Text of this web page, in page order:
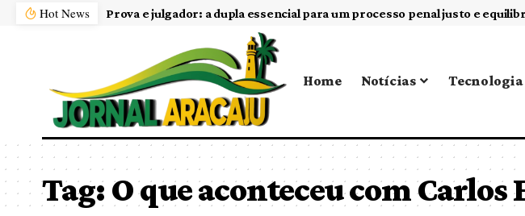
Hot News Prova e julgador: a dupla essencial para um processo penal justo e
Home Notícias Tecnologia
Tag: O que aconteceu com Carlos